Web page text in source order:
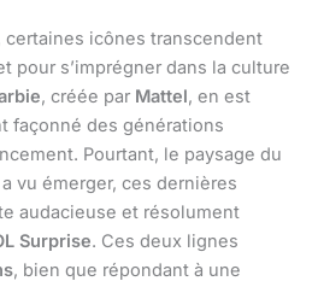
certaines icônes transcendent
pour s’imprégner dans la culture
, créée par Mattel, en est
façonné des générations
Pourtant, le paysage du
vu émerger, ces dernières
audacieuse et résolument
Surprise. Ces deux lignes
, bien que répondant à une